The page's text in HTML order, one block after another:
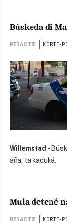
Búskeda di
REDACTIE KORTE-
Willemstad -
aña, ta kaduká.
Mula detené
REDACTIE KORTE-